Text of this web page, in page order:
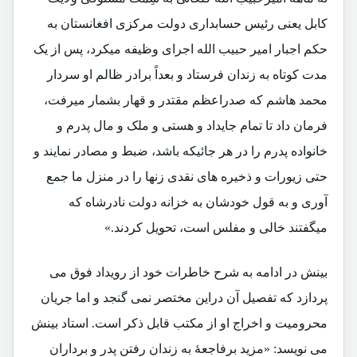
کابل یعنی رئیس حسابداری دولت مرکزی افغانستان به
حکم اجبار امیر حبیب الله اجرای وظیفه میکرد، پس از یک
مدت کوتاه به زندان فرستاد و بعداً برادر ظالم او سردار
محمد هاشم که صدراعظم مقتدر و قهار بشمار میرفت،
فرمان داد تا تمام جایداد و هستی و ملک و مال پدرم و
خانواده پدرم را در هر جائیکه باشد، ضبط و مصادر نمایند و
حتی زیورات و ذخیره های نقدی زنها را در منزل ما جمع
آوری و به قول خودشان به خزانه دولت نادرشاه که
میگفتند خالی و مفلس است، تحویل کردند.»
بینش در ادامه به شرح خاطرات خود از رویداد فوق می
پردازد که تفصیل آن دراین مختصر نمی گنجد و اما جریان
محرومیت و اخراج او از مکتب قابل ذکر است. استاد بینش
می نویسد: «مزید برفاجعۀ به زندان رفتن پدر و برداران